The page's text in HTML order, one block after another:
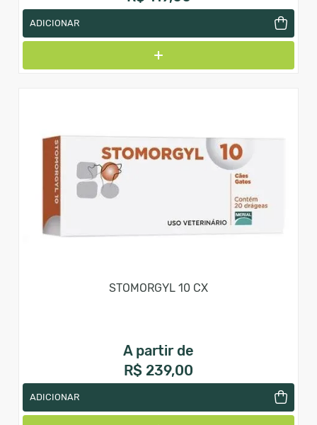
ADICIONAR
STOMORGYL 10 CX
A partir de
R$ 239,00
ADICIONAR